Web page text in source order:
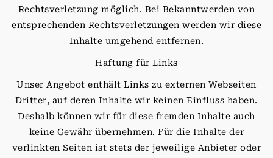
Rechtsverletzung möglich. Bei Bekanntwerden von
entsprechenden Rechtsverletzungen werden wir diese
Inhalte umgehend entfernen.
Haftung für Links
Unser Angebot enthält Links zu externen Webseiten
Dritter, auf deren Inhalte wir keinen Einfluss haben.
Deshalb können wir für diese fremden Inhalte auch
keine Gewähr übernehmen. Für die Inhalte der
verlinkten Seiten ist stets der jeweilige Anbieter oder